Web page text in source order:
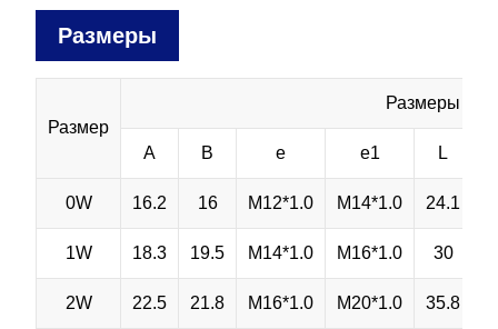
Размеры
Размер
Размеры
A B e e1 L
0W 16.2 16 M12*1.0 M14*1.0 24.1
1W 18.3 19.5 M14*1.0 M16*1.0 30
2W 22.5 21.8 M16*1.0 M20*1.0 35.8